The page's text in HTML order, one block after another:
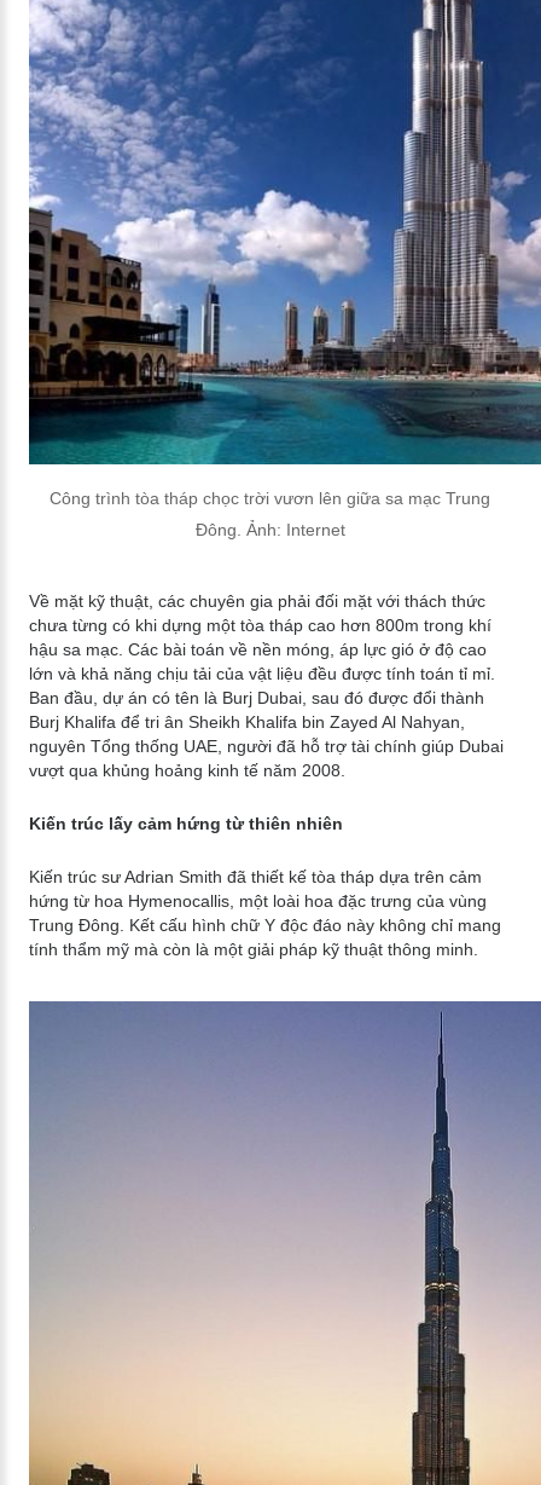
Công trình tòa tháp chọc trời vươn lên giữa sa mạc Trung
Đông. Ảnh: Internet
Về mặt kỹ thuật, các chuyên gia phải đối mặt với thách thức
chưa từng có khi dựng một tòa tháp cao hơn 800m trong khí
hậu sa mạc. Các bài toán về nền móng, áp lực gió ở độ cao
lớn và khả năng chịu tải của vật liệu đều được tính toán tỉ mỉ.
Ban đầu, dự án có tên là Burj Dubai, sau đó được đổi thành
Burj Khalifa để tri ân Sheikh Khalifa bin Zayed Al Nahyan,
nguyên Tổng thống UAE, người đã hỗ trợ tài chính giúp Dubai
vượt qua khủng hoảng kinh tế năm 2008.
Kiến trúc lấy cảm hứng từ thiên nhiên
Kiến trúc sư Adrian Smith đã thiết kế tòa tháp dựa trên cảm
hứng từ hoa Hymenocallis, một loài hoa đặc trưng của vùng
Trung Đông. Kết cấu hình chữ Y độc đáo này không chỉ mang
tính thẩm mỹ mà còn là một giải pháp kỹ thuật thông minh.